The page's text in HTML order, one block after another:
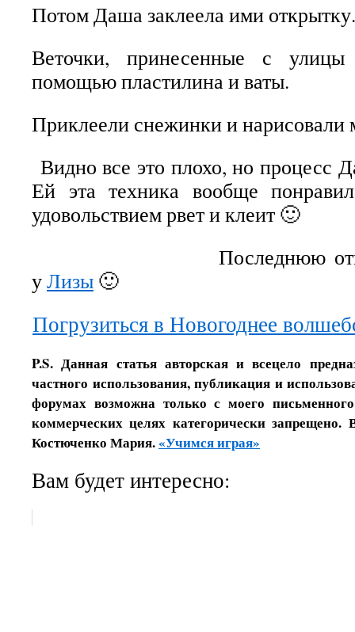
Потом Даша заклеела ими открытку.
Веточки, принесенные с
помощью пластилина и ваты.
Приклеели снежинки и нарисовали
Видно все это плохо, но процесс
Ей эта техника вообще
удовольствием рвет и клеит 🙂
Последнюю
уЛизы 🙂
Погрузиться в Новогоднее
P.S. Данная статья авторская и всецело
частного использования, публикация и
форумах возможна только с моего
коммерческих целях категорически
Костюченко Мария.«Учимся играя»
Вам будет интересно: